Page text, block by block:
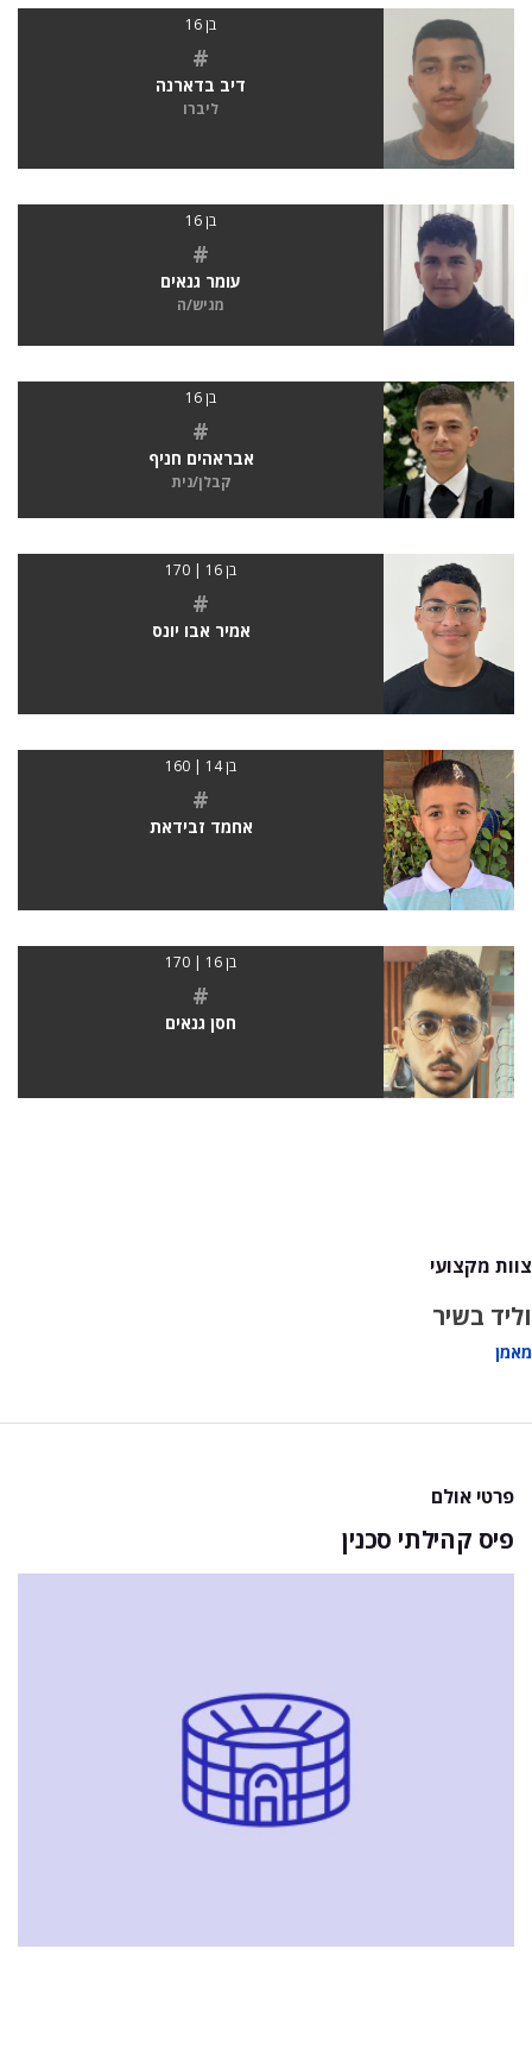
בן 16
#
דיב בדארנה
ליברו
בן 16
#
עומר גנאים
מגיש/ה
בן 16
#
אבראהים חניף
קבלן/נית
בן 16 | 170
#
אמיר אבו יונס
בן 14 | 160
#
אחמד זבידאת
בן 16 | 170
#
חסן גנאים
צוות מקצועי
וליד בשיר
מאמן
פרטי אולם
פיס קהילתי סכנין